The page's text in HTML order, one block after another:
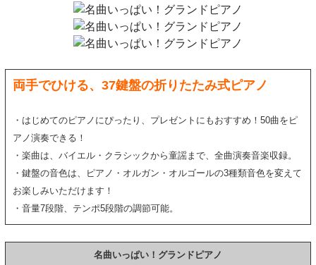
両手でひける、37鍵盤の折りたたみ式ピアノ
・はじめてのピアノにぴったり、プレゼントにもおすすめ！50曲をピ
アノ演奏できる！
・楽曲は、バイエル・クラシックから童謡まで、全曲演奏音楽収録。
・鍵盤の音色は、ピアノ・オルガン・オルゴールの3種類音色を変えて
お楽しみいただけます！
・音量7段階、テンポ5段階の調節可能。
名曲いっぱい！グランドピアノ